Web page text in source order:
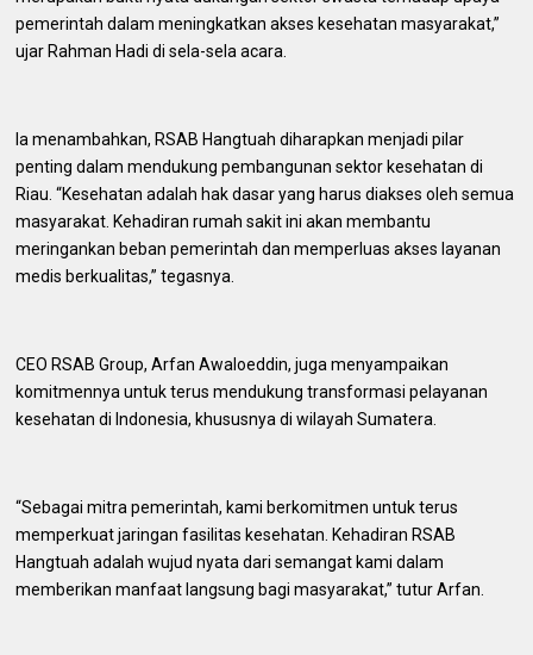
pemerintah dalam meningkatkan akses kesehatan masyarakat,”
ujar Rahman Hadi di sela-sela acara.
Ia menambahkan, RSAB Hangtuah diharapkan menjadi pilar
penting dalam mendukung pembangunan sektor kesehatan di
Riau. “Kesehatan adalah hak dasar yang harus diakses oleh semua
masyarakat. Kehadiran rumah sakit ini akan membantu
meringankan beban pemerintah dan memperluas akses layanan
medis berkualitas,” tegasnya.
CEO RSAB Group, Arfan Awaloeddin, juga menyampaikan
komitmennya untuk terus mendukung transformasi pelayanan
kesehatan di Indonesia, khususnya di wilayah Sumatera.
“Sebagai mitra pemerintah, kami berkomitmen untuk terus
memperkuat jaringan fasilitas kesehatan. Kehadiran RSAB
Hangtuah adalah wujud nyata dari semangat kami dalam
memberikan manfaat langsung bagi masyarakat,” tutur Arfan.